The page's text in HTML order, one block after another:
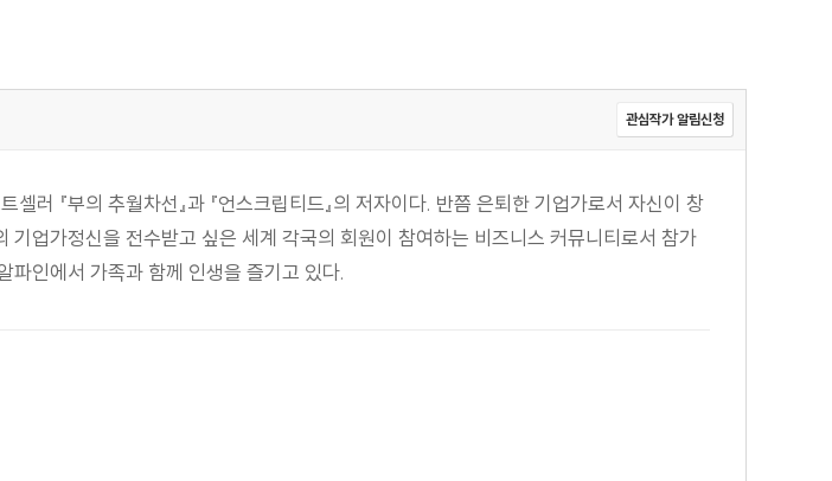
관심작가 알림신청
『부의 추월차선』과 『언스크립티드』의 저자이다. 반쯤 은퇴한 기업가로서 자신이 창
업가정신을 전수받고 싶은 세계 각국의 회원이 참여하는 비즈니스 커뮤니티로서 참가
인에서 가족과 함께 인생을 즐기고 있다.